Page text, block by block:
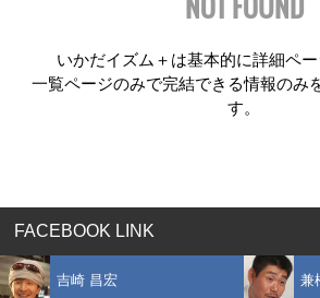
いかだイズム＋は基本的に詳細ペー
一覧ページのみで完結できる情報のみ
す。
FACEBOOK LINK
吉崎 昌宏 兼